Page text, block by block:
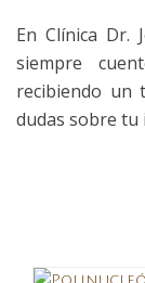
En Clínica Dr.
siempre
recibiendo un
dudas sobre tu